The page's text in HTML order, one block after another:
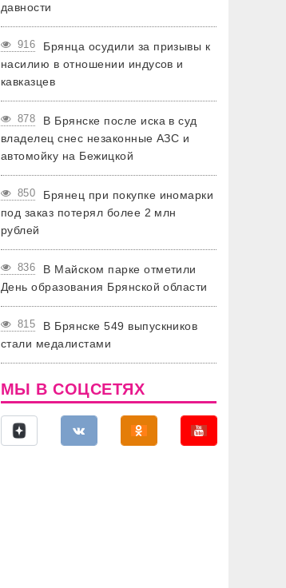
давности
916
Брянца осудили за призывы к
насилию в отношении индусов и
кавказцев
878
В Брянске после иска в суд
владелец снес незаконные АЗС и
автомойку на Бежицкой
850
Брянец при покупке иномарки
под заказ потерял более 2 млн
рублей
836
В Майском парке отметили
День образования Брянской области
815
В Брянске 549 выпускников
стали медалистами
МЫ В СОЦСЕТЯХ